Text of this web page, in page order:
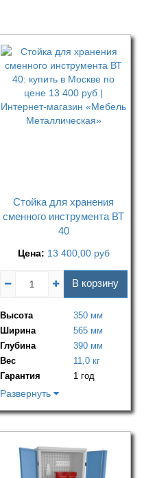
Стойка для хранения
сменного инструмента ВТ
40
Цена: 13 400,00 руб
В корзину
Высота
350 мм
Ширина
565 мм
Глубина
390 мм
Вес
11,0 кг
Гарантия
1 год
Развернуть